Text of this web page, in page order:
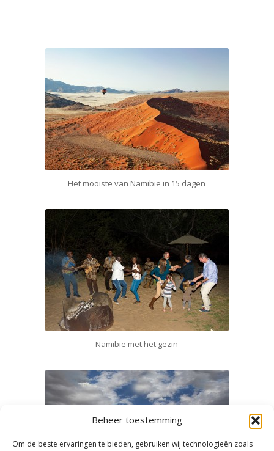
Beheer toestemming
Om de beste ervaringen te bieden, gebruiken wij technologieën zoals
Het mooiste van Namibië in 15 dagen
Namibië met het gezin